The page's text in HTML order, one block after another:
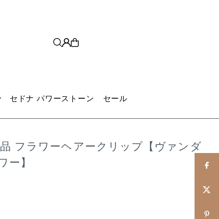
セドナ パワーストーン セール
フラワーヘアークリップ【ヴァンダ
】